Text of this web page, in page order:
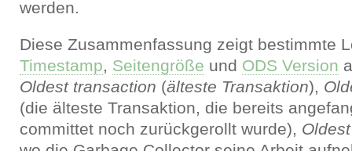
werden.
Diese Zusammenfassung zeigt bestimmte
Timestamp, Seitengröße und ODS Version
Oldest transaction (älteste Transaktion),
(die älteste Transaktion, die bereits
committet noch zurückgerollt wurde),